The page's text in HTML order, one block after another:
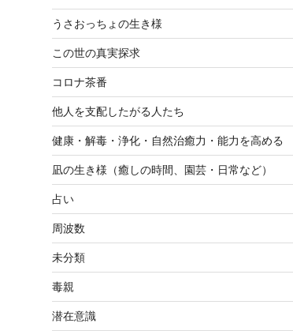
うさおっちょの生き様
この世の真実探求
コロナ茶番
他人を支配したがる人たち
健康・解毒・浄化・自然治癒力・能力を高める
凪の生き様（癒しの時間、園芸・日常など）
占い
周波数
未分類
毒親
潜在意識